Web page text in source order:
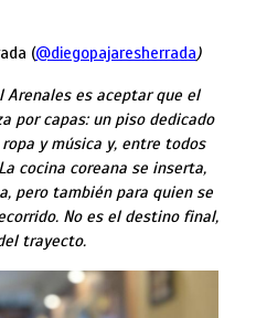
(@diegopajaresherrada)
es aceptar que el
por capas: un piso dedicado
y música y, entre todos
cocina coreana se inserta,
pero también para quien se
No es el destino final,
trayecto.